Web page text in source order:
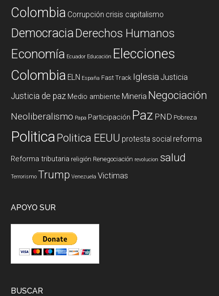
Colombia Corrupción crisis capitalismo
DemocraciaDerechos Humanos
Economía Ecuador Educación Elecciones
Colombia ELN España Fast Track Iglesia Justicia
Justicia de paz Medio ambiente Mineria Negociación
Neoliberalismo Papa Participación Paz PND Pobreza
PoliticaPolitica EEUU protesta social reforma
Reforma tributaria religión Renegociación revolucion salud
Terrorismo Trump Venezuela Victimas
APOYO SUR
BUSCAR